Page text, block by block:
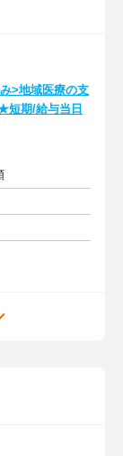
>地域医療の支
短期/給与当日